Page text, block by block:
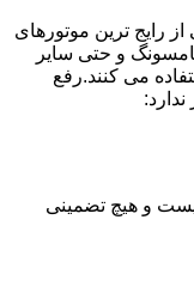
رایج ترین موتورهای
و حتی سایر
می کنند.رفع
و هیچ تضمینی